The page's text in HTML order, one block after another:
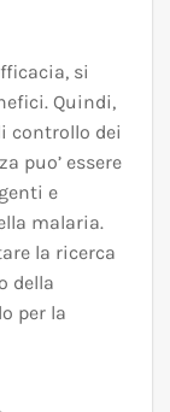
si
Quindi,
controllo dei
puo’ essere
e
malaria.
la ricerca
della
per la